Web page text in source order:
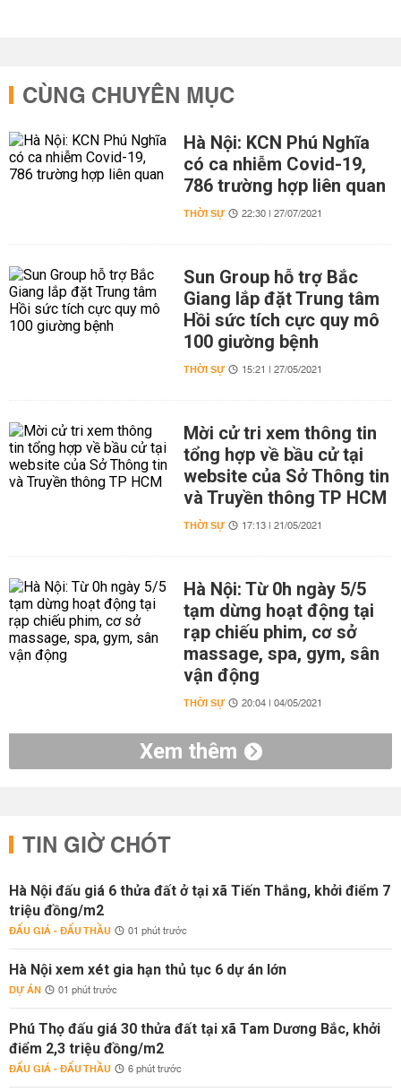
CÙNG CHUYÊN MỤC
Hà Nội: KCN Phú Nghĩa
có ca nhiễm Covid-19,
786 trường hợp liên quan
THỜI SỰ 22:30 | 27/07/2021
Sun Group hỗ trợ Bắc
Giang lắp đặt Trung tâm
Hồi sức tích cực quy mô
100 giường bệnh
THỜI SỰ 15:21 | 27/05/2021
Mời cử tri xem thông tin
tổng hợp về bầu cử tại
website của Sở Thông tin
và Truyền thông TP HCM
THỜI SỰ 17:13 | 21/05/2021
Hà Nội: Từ 0h ngày 5/5
tạm dừng hoạt động tại
rạp chiếu phim, cơ sở
massage, spa, gym, sân
vận động
THỜI SỰ 20:04 | 04/05/2021
Xem thêm
TIN GIỜ CHÓT
Hà Nội đấu giá 6 thửa đất ở tại xã Tiến Thắng, khởi điểm 7
triệu đồng/m2
ĐẤU GIÁ - ĐẤU THẦU 01 phút trước
Hà Nội xem xét gia hạn thủ tục 6 dự án lớn
DỰ ÁN 01 phút trước
Phú Thọ đấu giá 30 thửa đất tại xã Tam Dương Bắc, khởi
điểm 2,3 triệu đồng/m2
ĐẤU GIÁ - ĐẤU THẦU 6 phút trước